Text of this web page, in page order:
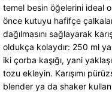
temel besin öğelerini ideal
önce kutuyu hafifçe
dağılmasını sağlayarak
oldukça kolaydır: 250 ml
iki çorba kaşığı, yani
tozu ekleyin. Karışımı
blender ya da shaker